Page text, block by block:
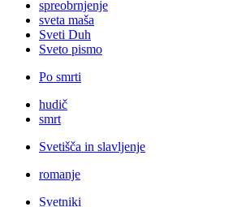
spreobrnjenje
sveta maša
Sveti Duh
Sveto pismo
Po smrti
hudič
smrt
Svetišča in slavljenje
romanje
Svetniki